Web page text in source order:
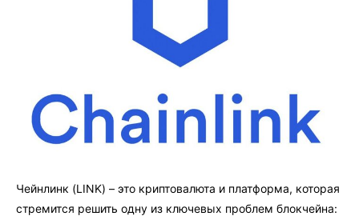
Чейнлинк (LINK) – это криптовалюта и платформа, которая
стремится решить одну из ключевых проблем блокчейна: